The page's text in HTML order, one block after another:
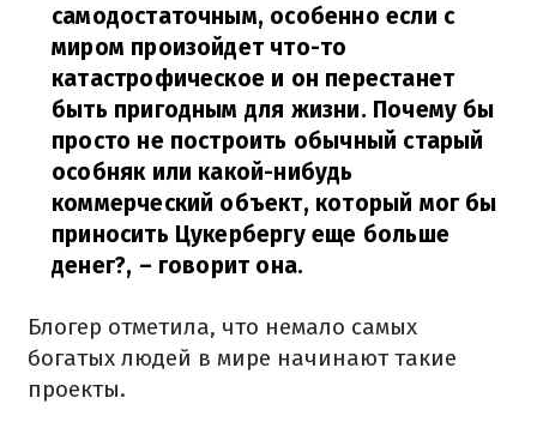
самодостаточным, особенно если с
миром произойдет что-то
катастрофическое и он перестанет
быть пригодным для жизни. Почему бы
просто не построить обычный старый
особняк или какой-нибудь
коммерческий объект, который мог бы
приносить Цукербергу еще больше
денег?, – говорит она.
Блогер отметила, что немало самых
богатых людей в мире начинают такие
проекты.